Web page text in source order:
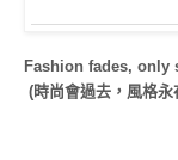
Fashion fades, only
(時尚會過去，風格永